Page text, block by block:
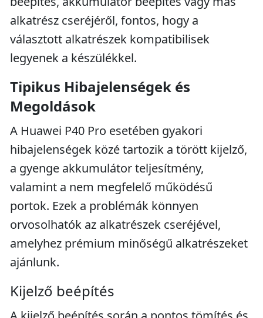
alkatrész cseréjéről, fontos, hogy a
választott alkatrészek kompatibilisek
legyenek a készülékkel.
Tipikus Hibajelenségek és
Megoldások
A Huawei P40 Pro esetében gyakori
hibajelenségek közé tartozik a törött kijelző,
a gyenge akkumulátor teljesítmény,
valamint a nem megfelelő működésű
portok. Ezek a problémák könnyen
orvosolhatók az alkatrészek cseréjével,
amelyhez prémium minőségű alkatrészeket
ajánlunk.
Kijelző beépítés